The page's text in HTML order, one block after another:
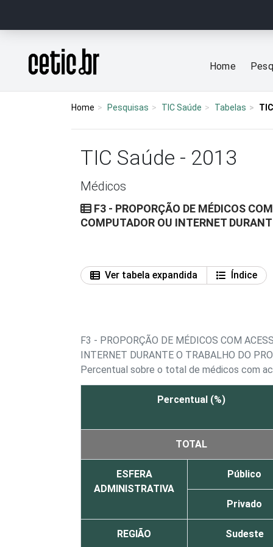
Página inicial
Home
Home Pesquisas TIC Saúde Tabelas
TIC Saúde - 2013
Médicos
F3 - PROPORÇÃO DE MÉDICOS
COMPUTADOR OU INTERNET
Ver tabela expandida Índice
F3 - PROPORÇÃO DE MÉDICOS COM
INTERNET DURANTE O TRABALHO DO
Percentual sobre o total de médicos com
Percentual (%)
TOTAL
ESFERA
ADMINISTRATIVA
Público
Privado
REGIÃO Sudeste